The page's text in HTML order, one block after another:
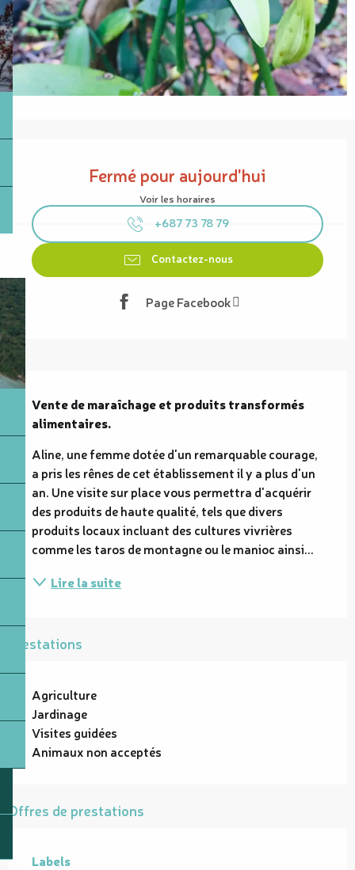
Fermé pour aujourd'hui
Voir les horaires
+687 73 78 79
Contactez-nous
Page Facebook
Description
Vente de maraîchage et produits transformés
alimentaires.
Aline, une femme dotée d'un remarquable courage,
a pris les rênes de cet établissement il y a plus d'un
an. Une visite sur place vous permettra d'acquérir
des produits de haute qualité, tels que divers
produits locaux incluant des cultures vivrières
comme les taros de montagne ou le manioc ainsi...
Lire la suite
Prestations
Agriculture
Jardinage
Visites guidées
Animaux non acceptés
Offres de prestations
Labels
Labels